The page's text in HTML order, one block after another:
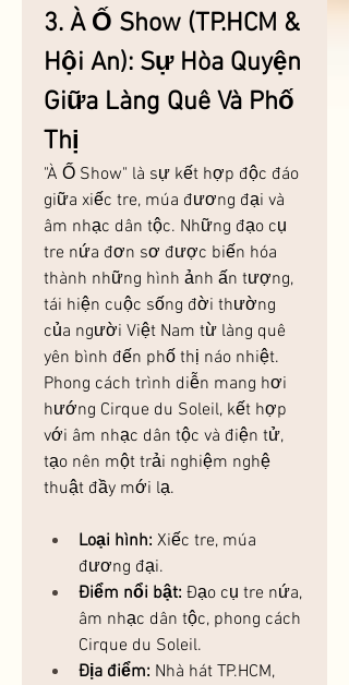
3. À Ố Show (TP.HCM &
Hội An): Sự Hòa Quyện
Giữa Làng Quê Và Phố
Thị
"À Ố Show" là sự kết hợp độc đáo
giữa xiếc tre, múa đương đại và
âm nhạc dân tộc. Những đạo cụ
tre nứa đơn sơ được biến hóa
thành những hình ảnh ấn tượng,
tái hiện cuộc sống đời thường
của người Việt Nam từ làng quê
yên bình đến phố thị náo nhiệt.
Phong cách trình diễn mang hơi
hướng Cirque du Soleil, kết hợp
với âm nhạc dân tộc và điện tử,
tạo nên một trải nghiệm nghệ
thuật đầy mới lạ.
Loại hình: Xiếc tre, múa
đương đại.
Điểm nổi bật: Đạo cụ tre nứa,
âm nhạc dân tộc, phong cách
Cirque du Soleil.
Địa điểm: Nhà hát TP.HCM,